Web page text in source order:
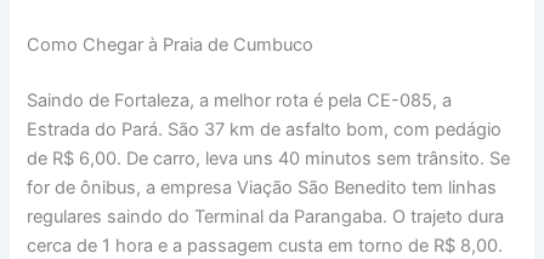
Como Chegar à Praia de Cumbuco
Saindo de Fortaleza, a melhor rota é pela CE-085, a
Estrada do Pará. São 37 km de asfalto bom, com pedágio
de R$ 6,00. De carro, leva uns 40 minutos sem trânsito. Se
for de ônibus, a empresa Viação São Benedito tem linhas
regulares saindo do Terminal da Parangaba. O trajeto dura
cerca de 1 hora e a passagem custa em torno de R$ 8,00.